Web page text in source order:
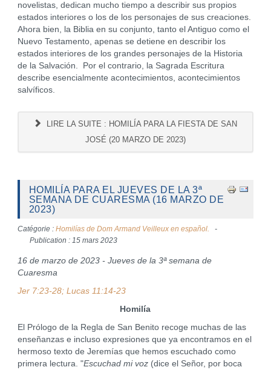
novelistas, dedican mucho tiempo a describir sus propios
estados interiores o los de los personajes de sus creaciones.
Ahora bien, la Biblia en su conjunto, tanto el Antiguo como el
Nuevo Testamento, apenas se detiene en describir los
estados interiores de los grandes personajes de la Historia
de la Salvación. Por el contrario, la Sagrada Escritura
describe esencialmente acontecimientos, acontecimientos
salvíficos.
LIRE LA SUITE : HOMILÍA PARA LA FIESTA DE SAN
JOSÉ (20 MARZO DE 2023)
HOMILÍA PARA EL JUEVES DE LA 3ª
SEMANA DE CUARESMA (16 MARZO DE
2023)
Catégorie : Homilías de Dom Armand Veilleux en español.
Publication : 15 mars 2023
16 de marzo de 2023 - Jueves de la 3ª semana de
Cuaresma
Jer 7:23-28; Lucas 11:14-23
Homilía
El Prólogo de la Regla de San Benito recoge muchas de las
enseñanzas e incluso expresiones que ya encontramos en el
hermoso texto de Jeremías que hemos escuchado como
primera lectura. "Escuchad mi voz(dice el Señor, por boca